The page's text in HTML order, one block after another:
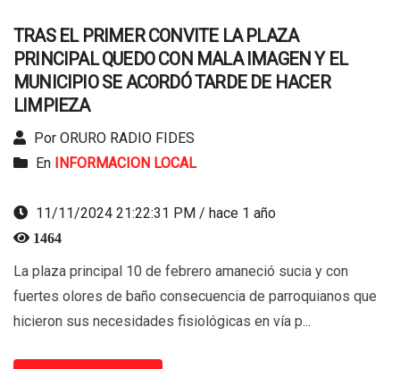
TRAS EL PRIMER CONVITE LA PLAZA
PRINCIPAL QUEDO CON MALA IMAGEN Y EL
MUNICIPIO SE ACORDÓ TARDE DE HACER
LIMPIEZA
Por ORURO RADIO FIDES
En INFORMACION LOCAL
11/11/2024 21:22:31 PM / hace 1 año
1464
La plaza principal 10 de febrero amaneció sucia y con
fuertes olores de baño consecuencia de parroquianos que
hicieron sus necesidades fisiológicas en vía p...